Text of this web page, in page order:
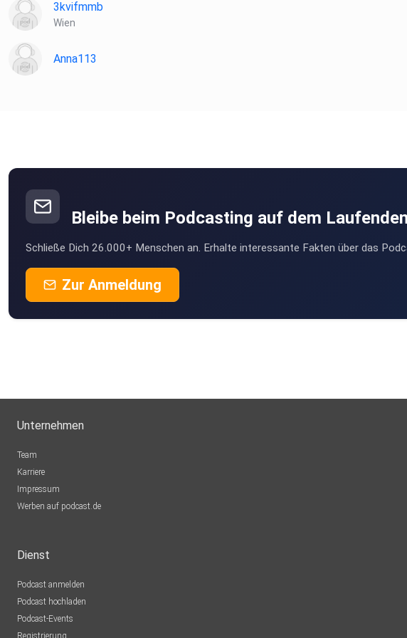
3kvifmmb
Wien
Anna113
Bleibe beim Podcasting auf dem Laufenden
Schließe Dich 26.000+ Menschen an. Erhalte interessante Fakten über das
Zur Anmeldung
Unternehmen
Team
Karriere
Impressum
Werben auf podcast.de
Dienst
Podcast anmelden
Podcast hochladen
Podcast-Events
Registrierung